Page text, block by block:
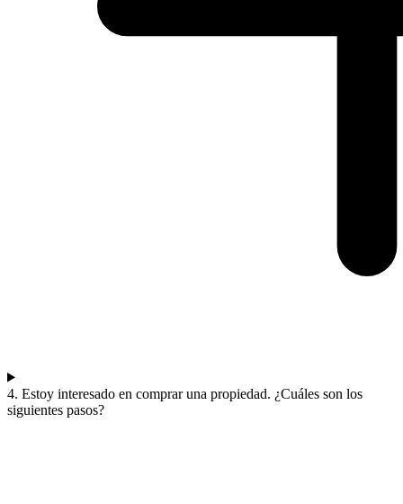
4. Estoy interesado en comprar una propiedad. ¿Cuáles son los
siguientes pasos?